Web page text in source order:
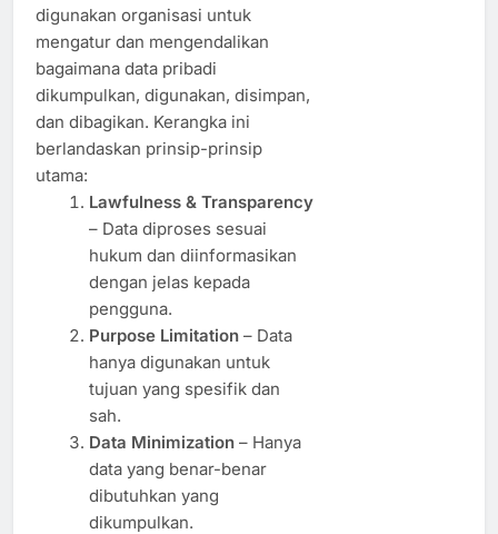
digunakan organisasi untuk
mengatur dan mengendalikan
bagaimana data pribadi
dikumpulkan, digunakan, disimpan,
dan dibagikan. Kerangka ini
berlandaskan prinsip-prinsip
utama:
Lawfulness & Transparency
– Data diproses sesuai
hukum dan diinformasikan
dengan jelas kepada
pengguna.
Purpose Limitation– Data
hanya digunakan untuk
tujuan yang spesifik dan
sah.
Data Minimization– Hanya
data yang benar-benar
dibutuhkan yang
dikumpulkan.